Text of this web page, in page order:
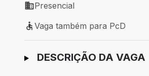
Modelo de trabalho: Presencial
Presencial
Vaga também para PcD
Vaga também para PcD
Ir para candidatura
DESCRIÇÃO DA VAGA